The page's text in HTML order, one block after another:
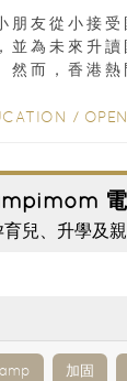
朋友從小接
並為未來升
然而，香港熱
/ OPEN
兒、升學及
加固